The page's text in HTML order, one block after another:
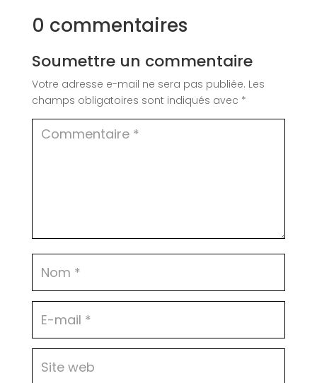
0 commentaires
Soumettre un commentaire
Votre adresse e-mail ne sera pas publiée. Les
champs obligatoires sont indiqués avec *